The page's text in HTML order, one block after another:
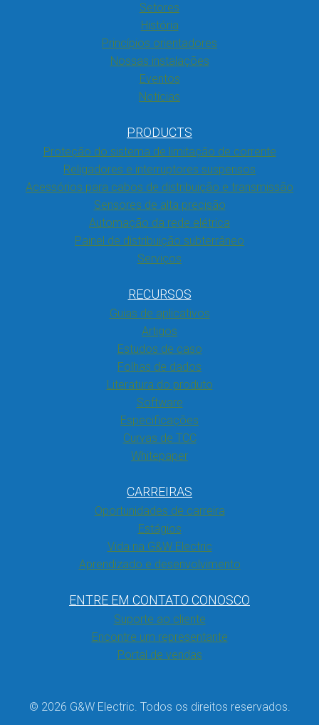
Setores
História
Princípios orientadores
Nossas instalações
Eventos
Notícias
PRODUCTS
Proteção do sistema de limitação de corrente
Religadores e interruptores suspensos
Acessórios para cabos de distribuição e transmissão
Sensores de alta precisão
Automação da rede elétrica
Painel de distribuição subterrâneo
Serviços
RECURSOS
Guias de aplicativos
Artigos
Estudos de caso
Folhas de dados
Literatura do produto
Software
Especificações
Curvas de TCC
Whitepaper
CARREIRAS
Oportunidades de carreira
Estágios
Vida na G&W Electric
Aprendizado e desenvolvimento
ENTRE EM CONTATO CONOSCO
Suporte ao cliente
Encontre um representante
Portal de vendas
© 2026 G&W Electric. Todos os direitos reservados.